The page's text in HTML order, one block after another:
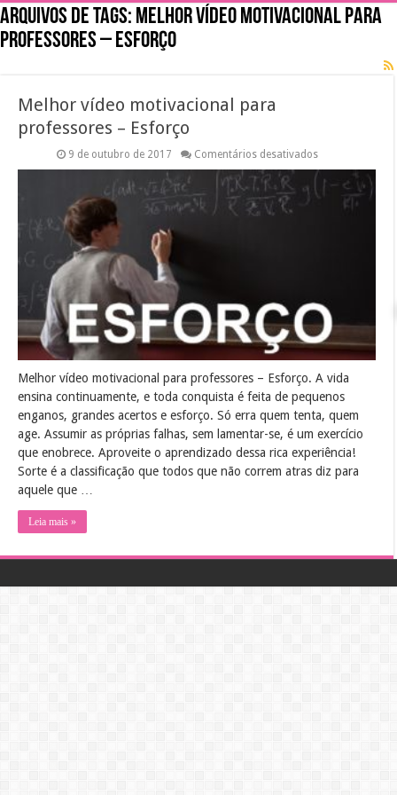
Arquivos de tags: Melhor vídeo motivacional para
professores – Esforço
Melhor vídeo motivacional para
professores – Esforço
9 de outubro de 2017 Comentários desativadosem
vídeo
motivacional
Melhor vídeo motivacional para professores – Esforço. A vida
ensina continuamente, e toda conquista é feita de pequenos
enganos, grandes acertos e esforço. Só erra quem tenta, quem
age. Assumir as próprias falhas, sem lamentar-se, é um exercício
que enobrece. Aproveite o aprendizado dessa rica experiência!
Sorte é a classificação que todos que não correm atras diz para
aquele que …
Leia mais »